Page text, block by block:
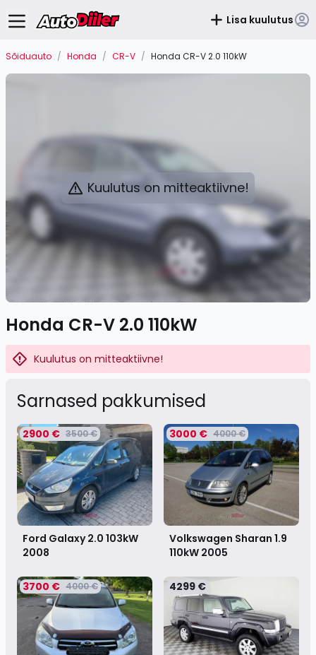
Lisa kuulutus
Sõiduauto / Honda / CR-V / Honda CR-V 2.0 110kW
Kuulutus on mitteaktiivne!
Honda CR-V 2.0 110kW
Kuulutus on mitteaktiivne!
Sarnased pakkumised
2900 € 3500 €
Ford Galaxy 2.0 103kW
2008
3000 € 4000 €
Volkswagen Sharan 1.9
110kW 2005
3700 € 4000 € 4299 €